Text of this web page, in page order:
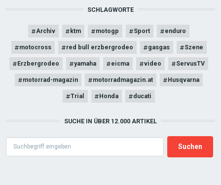
SCHLAGWORTE
Archiv ktm motogp Sport enduro
motocross red bull erzbergrodeo gasgas Szene
Erzbergrodeo yamaha eicma video ServusTV
motorrad-magazin motorradmagazin.at Husqvarna
Trial Honda ducati
SUCHE IN ÜBER 12.000 ARTIKEL